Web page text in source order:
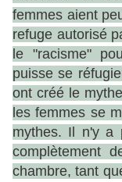
femmes aient
refuge autorisé
le "racisme"
puisse se
ont créé le
les femmes se
mythes. Il n'y a
complètement
chambre, tant